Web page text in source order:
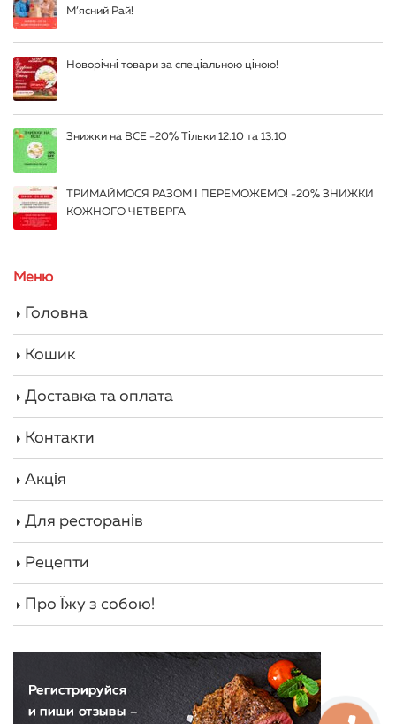
М’ясний Рай!
Новорічні товари за спеціальною ціною!
Знижки на ВСЕ -20% Тільки 12.10 та 13.10
ТРИМАЙМОСЯ РАЗОМ І ПЕРЕМОЖЕМО! -20% ЗНИЖКИ
КОЖНОГО ЧЕТВЕРГА
Меню
Головна
Кошик
Доставка та оплата
Контакти
Акція
Для ресторанів
Рецепти
Про Їжу з собою!